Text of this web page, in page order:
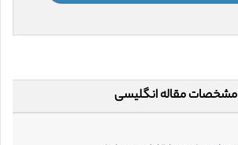
مشخصات مقاله انگلیسی